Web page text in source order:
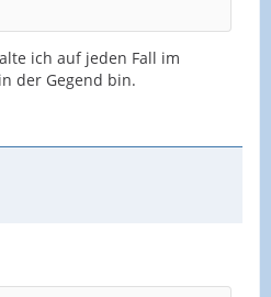
ich auf jeden Fall im
der Gegend bin.